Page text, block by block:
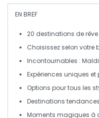
EN BREF
20 destinations de
Choisissez selon votre
Incontournables :
Expériences uniques et
Options pour tous les
Destinations tendances
Moments magiques à